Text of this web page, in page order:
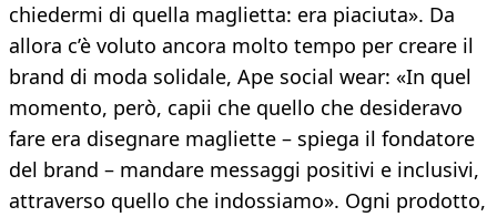
chiedermi di quella maglietta: era piaciuta». Da
allora c’è voluto ancora molto tempo per creare il
brand di moda solidale, Ape social wear: «In quel
momento, però, capii che quello che desideravo
fare era disegnare magliette – spiega il fondatore
del brand – mandare messaggi positivi e inclusivi,
attraverso quello che indossiamo». Ogni prodotto,